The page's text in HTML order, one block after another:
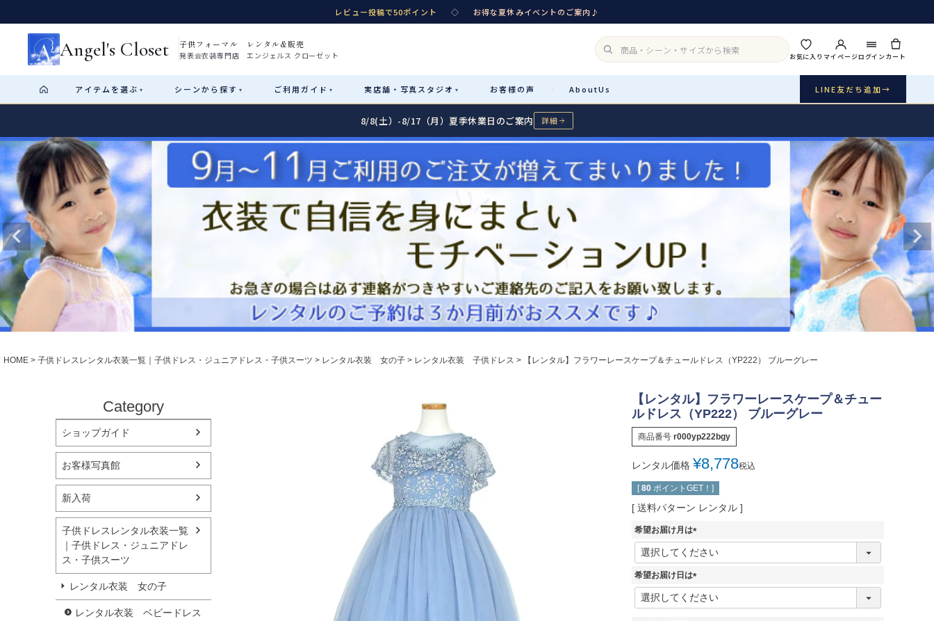
レビュー投稿で50ポイント ◇ お得な夏休みイベントのご案内♪
Angel's Closet 子供フォーマル レンタル&販売
発表会衣装専門店 エンジェルス クローゼット お気に入りマイページログインカート
アイテム を選ぶ ▾ シーンから探す ▾ ご利用ガイド ▾ 実店舗・ 写真スタジオ ▾ お客様の声 · AboutUs LINE友だち追加→
カテゴリ詳細→ サイズで選ぶ→
Rental レンタル
女の子ドレス
小物・アクセ パニエ
アウター レディース
Sale販売
コスチューム アウター インナー・パニエ
アクセサリー ジュエリー 音楽雑貨
性別・サイズで絞り込む→
Recital & Concours
舞台で輝くステージ衣装
Wedding Graduation & Entrance Shichi-Go-San
3歳・5歳・7歳の晴れの日
Start はじめに
01 ショップガイド（総合案内）
レンタル・販売の入口
02 サイズの選び方
測り方と目安
Angel's Closetについて
創業2003年からの想い
Rentalレンタル
04 レンタルのご案内
予約・配送・返却・料金
レンタルの流れ
06 あんしんパック
汚れ・キズ・破損の補償
Buy & Support ご購入・サポート
08 送料・お支払い
送料・決済方法
09 お問い合わせ
電話・メール・LINE
Atelier
実店舗 つくば店
Tsukuba Boutique
〒 茨城県土浦市大町14-16-1F
10:00–18:00（完全予約制）
月曜日
店舗を予約する →
写真スタジオ APS
Angel's Photo Studio
特典
スタジオを予約 →
8/8(土）-8/17（月）夏季休業日のご案内 詳細
HOME 子供ドレスレンタル衣装一覧｜子供ドレス・ジュニアドレス・子供スーツ レンタル衣装 女の子 レンタル衣装 子供ドレス 【レンタル】フラワーレースケープ＆チュールドレス（YP222） ブルーグレー
Category
ショップガイド
お客様写真館
新入荷
子供ドレスレンタル衣装一覧
｜子供ドレス・ジュニアドレ
ス・子供スーツ
レンタル衣装 女の子
レンタル衣装 ベビードレス
【レンタル】フラワーレースケープ＆チュー
ルドレス（YP222） ブルーグレー
商品番号 r000yp222bgy
レンタル価格 ¥8,778税込
[ 80 ポイントGET！]
送料パターン レンタル
希望お届け月は
(
必
希望お届け日は
(
必